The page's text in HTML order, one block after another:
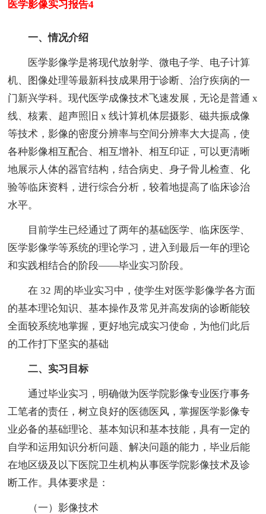
医学影像实习报告4
一、情况介绍
医学影像学是将现代放射学、微电子学、电子计算
机、图像处理等最新科技成果用于诊断、治疗疾病的一
门新兴学科。现代医学成像技术飞速发展，无论是普通 x
线、核素、超声照旧 x 线计算机体层摄影、磁共振成像
等技术，影像的密度分辨率与空间分辨率大大提高，使
各种影像相互配合、相互增补、相互印证，可以更清晰
地展示人体的器官结构，结合病史、身子骨儿检查、化
验等临床资料，进行综合分析，较着地提高了临床诊治
水平。
目前学生已经通过了两年的基础医学、临床医学、
医学影像学等系统的理论学习，进入到最后一年的理论
和实践相结合的阶段——毕业实习阶段。
在 32 周的毕业实习中，使学生对医学影像学各方面
的基本理论知识、基本操作及常见并高发病的诊断能较
全面较系统地掌握，更好地完成实习使命，为他们此后
的工作打下坚实的基础
二、实习目标
通过毕业实习，明确做为医学院影像专业医疗事务
工笔者的责任，树立良好的医德医风，掌握医学影像专
业必备的基础理论、基本知识和基本技能，具有一定的
自学和运用知识分析问题、解决问题的能力，毕业后能
在地区级及以下医院卫生机构从事医学院影像技术及诊
断工作。具体要求是：
（一）影像技术